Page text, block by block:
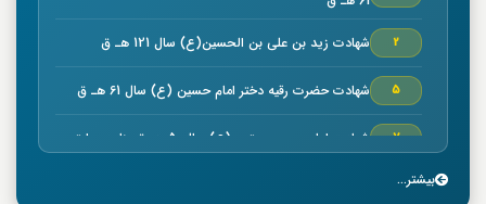
2 شهادت زيد بن علي بن الحسين(ع) سال 121 هـ ق
5 شهادت حضرت رقیه دختر امام حسین (ع) سال 61 هـ ق
7 شهادت امام حسن مجتبي (ع) سال50 هـ ق بنا به روایتی
7بیشتر...